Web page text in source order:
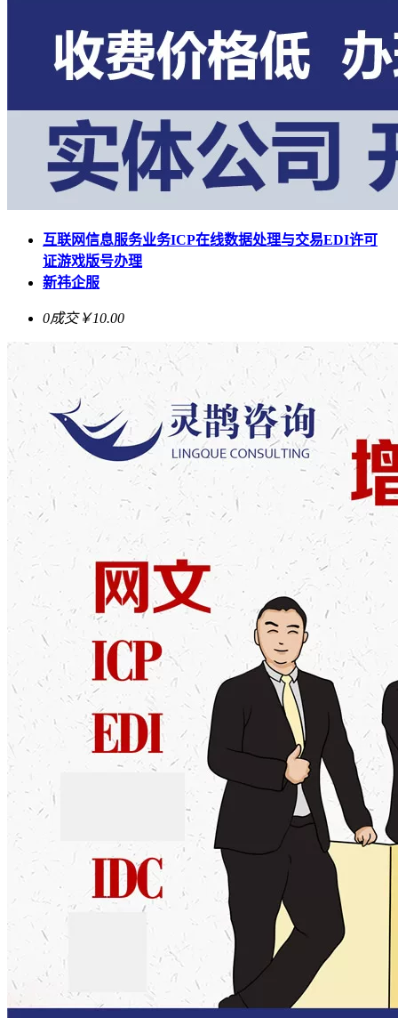
互联网信息服务业务ICP在线数据处理与交易EDI许可
证游戏版号办理
新祎企服
0成交￥10.00